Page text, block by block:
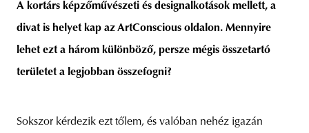
A kortárs képzőművészeti és designalkotások mellett, a
divat is helyet kap az ArtConscious oldalon. Mennyire
lehet ezt a három különböző, persze mégis összetartó
területet a legjobban összefogni?
Sokszor kérdezik ezt tőlem, és valóban nehéz igazán